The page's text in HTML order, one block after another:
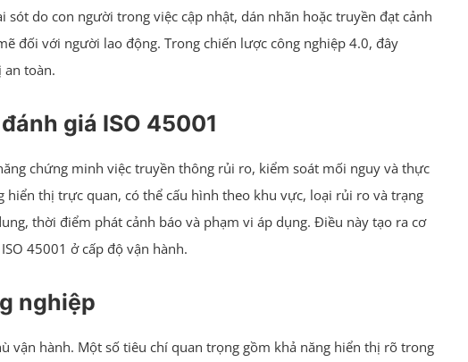
do con người trong việc cập nhật, dán nhãn hoặc truyền đạt cảnh
đối với người lao động. Trong chiến lược công nghiệp 4.0, đây
toàn.
giá ISO 45001
chứng minh việc truyền thông rủi ro, kiểm soát mối nguy và thực
hiển thị trực quan, có thể cấu hình theo khu vực, loại rủi ro và trạng
thời điểm phát cảnh báo và phạm vi áp dụng. Điều này tạo ra cơ
45001 ở cấp độ vận hành.
nghiệp
vận hành. Một số tiêu chí quan trọng gồm khả năng hiển thị rõ trong